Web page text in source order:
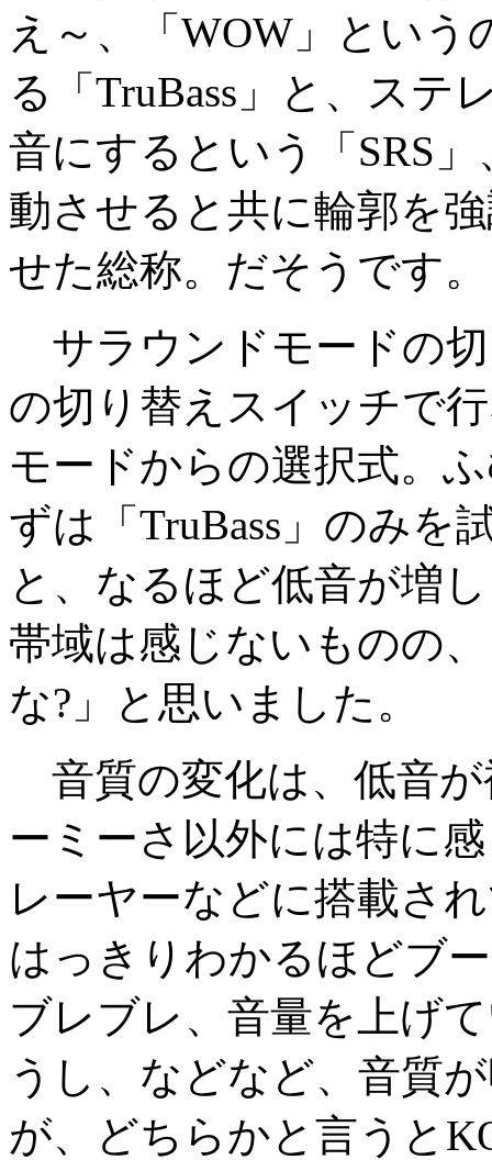
え～、「WOW」という
る「TruBass」と、ステ
音にするという「SRS
動させると共に輪郭を
せた総称。だそうです。
サラウンドモードの
の切り替えスイッチで
モードからの選択式。
ずは「TruBass」のみを
と、なるほど低音が増
帯域は感じないものの
な?」と思いました。
音質の変化は、低音
ーミーさ以外には特に
レーヤーなどに搭載さ
はっきりわかるほどブ
ブレブレ、音量を上げ
うし、などなど、音質
が、どちらかと言うと